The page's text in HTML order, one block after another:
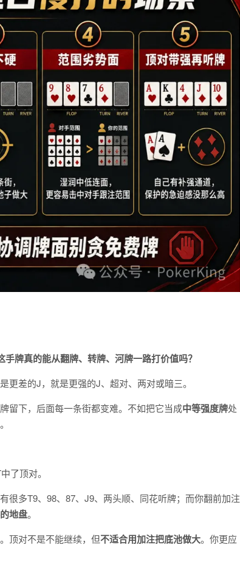
手牌真的能从翻牌、转牌、河牌一路打价值吗？
差的J，就是更强的J、超对、两对或暗三。
留下，后面每一条街都变难。不如把它当成中等强度牌处
了顶对。
很多T9、98、87、J9、两头顺、同花听牌；而你翻前加注
地盘。
顶对不是不能继续，但不适合用加注把底池做大。你更应